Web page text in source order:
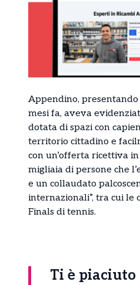
Appendino,
mesi fa, aveva
dotata di spazi con
territorio cittadino e
con un’offerta ricettiva
migliaia di persone che
e un collaudato
internazionali”, tra cui le
Finals di tennis.
Ti è piaciuto